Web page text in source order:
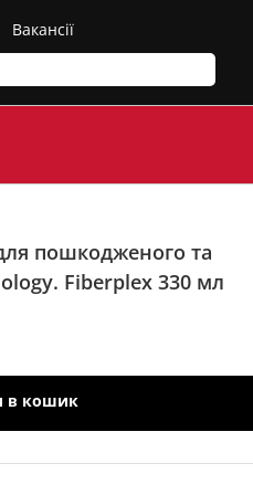
Вакансії
пошкодженого та
Fiberplex 330 мл
в кошик